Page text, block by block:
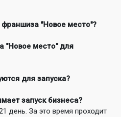
"Новое место"?
"Новое место" для
для запуска?
запуск бизнеса?
день. За это время проходит